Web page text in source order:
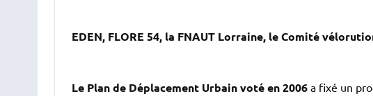
EDEN, FLORE 54, la FNAUT Lorraine, le Comité
Le Plan de Déplacement Urbain voté en 2006a fixé un